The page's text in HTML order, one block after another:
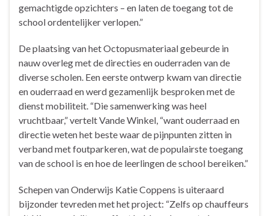
gemachtigde opzichters – en laten de toegang tot de
school ordentelijker verlopen.”
De plaatsing van het Octopusmateriaal gebeurde in
nauw overleg met de directies en ouderraden van de
diverse scholen. Een eerste ontwerp kwam van directie
en ouderraad en werd gezamenlijk besproken met de
dienst mobiliteit. “Die samenwerking was heel
vruchtbaar,” vertelt Vande Winkel, “want ouderraad en
directie weten het beste waar de pijnpunten zitten in
verband met foutparkeren, wat de populairste toegang
van de school is en hoe de leerlingen de school bereiken.”
Schepen van Onderwijs Katie Coppens is uiteraard
bijzonder tevreden met het project: “Zelfs op chauffeurs